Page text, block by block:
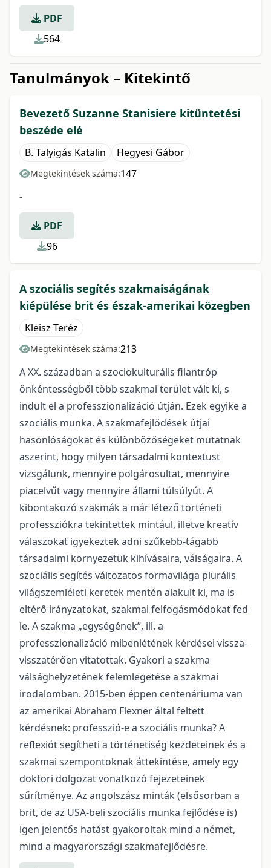
PDF
564
Tanulmányok – Kitekintő
Bevezető Suzanne Stanisiere kitüntetési
beszéde elé
B. Talyigás Katalin Hegyesi Gábor
Megtekintések száma:147
-
PDF
96
A szociális segítés szakmaiságának
kiépülése brit és észak-amerikai közegben
Kleisz Teréz
Megtekintések száma:213
A XX. században a szociokulturális filantróp
önkéntességből több szakmai terület vált ki, s
indult el a professzionalizáció útján. Ezek egyike a
szociális munka. A szakmafejlődések útjai
hasonlóságokat és különbözőségeket mutatnak
aszerint, hogy milyen társadalmi kontextust
vizsgálunk, mennyire polgárosultat, mennyire
piacelvűt vagy mennyire állami túlsúlyút. A
kibontakozó szakmák a már létező történeti
professziókra tekintettek mintául, illetve kreatív
válaszokat igyekeztek adni szűkebb-tágabb
társadalmi környezetük kihívásaira, válságaira. A
szociális segítés változatos formavilága plurális
világszemléleti keretek mentén alakult ki, ma is
eltérő irányzatokat, szakmai felfogásmódokat fed
le. A szakma „egységének”, ill. a
professzionalizáció mibenlétének kérdései vissza-
visszatérően vitatottak. Gyakori a szakma
válsághelyzetének felemlegetése a szakmai
irodalomban. 2015-ben éppen centenáriuma van
az amerikai Abraham Flexner által feltett
kérdésnek: professzió-e a szociális munka? A
reflexiót segítheti a történetiség kezdeteinek és a
szakmai szempontoknak áttekintése, amely egy
doktori dolgozat vonatkozó fejezeteinek
sűrítménye. Az angolszász minták (elsősorban a
brit, de az USA-beli szociális munka fejlődése is)
igen jelentős hatást gyakoroltak mind a német,
mind a magyarországi szakmafejlődésre.